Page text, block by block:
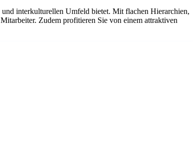
interkulturellen Umfeld bietet. Mit flachen Hierarchien,
Zudem profitieren Sie von einem attraktiven